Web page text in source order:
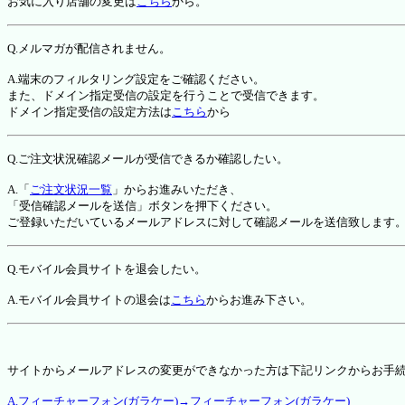
Q.メルマガが配信されません。
A.端末のフィルタリング設定をご確認ください。
また、ドメイン指定受信の設定を行うことで受信できます。
ドメイン指定受信の設定方法はこちらから
Q.ご注文状況確認メールが受信できるか確認したい。
A.「 ご注文状況一覧 」からお進みいただき、
「受信確認メールを送信」ボタンを押下ください。
ご登録いただいているメールアドレスに対して確認メールを送信致します。
Q.モバイル会員サイトを退会したい。
A.モバイル会員サイトの退会はこちらからお進み下さい。
サイトからメールアドレスの変更ができなかった方は下記リンクからお手
A.フィーチャーフォン(ガラケー)→フィーチャーフォン(ガラケー)